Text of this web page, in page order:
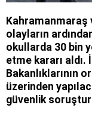
Kahramanmaraş
olayların
okullarda 30 bin
etme kararı aldı.
Bakanlıklarının
üzerinden
güvenlik